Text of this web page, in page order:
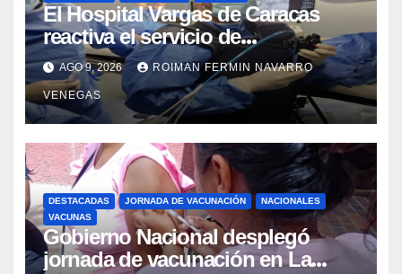
El Hospital Vargas de Caracas
reactiva el servicio de
Colangiopancreatografía
Retrógrada Endoscópica para
beneficiar a cientos de pacientes
AGO 9, 2026 ROIMAN FERMIN NAVARRO
VENEGAS
DESTACADAS JORNADA DE VACUNACIÓN
NACIONALES
VACUNAS
Gobierno Nacional desplegó
jornada de vacunación en La